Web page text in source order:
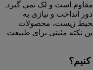
است و لک نمی گیرد.
انداخت و نیازی به
محیط زیست، محصولات
نکته مثبتی برای طبیعت